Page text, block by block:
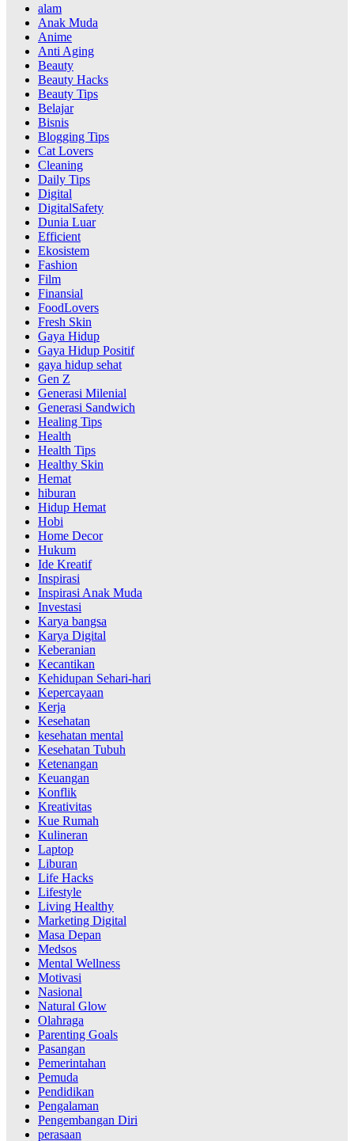
alam
Anak Muda
Anime
Anti Aging
Beauty
Beauty Hacks
Beauty Tips
Belajar
Bisnis
Blogging Tips
Cat Lovers
Cleaning
Daily Tips
Digital
DigitalSafety
Dunia Luar
Efficient
Ekosistem
Fashion
Film
Finansial
FoodLovers
Fresh Skin
Gaya Hidup
Gaya Hidup Positif
gaya hidup sehat
Gen Z
Generasi Milenial
Generasi Sandwich
Healing Tips
Health
Health Tips
Healthy Skin
Hemat
hiburan
Hidup Hemat
Hobi
Home Decor
Hukum
Ide Kreatif
Inspirasi
Inspirasi Anak Muda
Investasi
Karya bangsa
Karya Digital
Keberanian
Kecantikan
Kehidupan Sehari-hari
Kepercayaan
Kerja
Kesehatan
kesehatan mental
Kesehatan Tubuh
Ketenangan
Keuangan
Konflik
Kreativitas
Kue Rumah
Kulineran
Laptop
Liburan
Life Hacks
Lifestyle
Living Healthy
Marketing Digital
Masa Depan
Medsos
Mental Wellness
Motivasi
Nasional
Natural Glow
Olahraga
Parenting Goals
Pasangan
Pemerintahan
Pemuda
Pendidikan
Pengalaman
Pengembangan Diri
perasaan